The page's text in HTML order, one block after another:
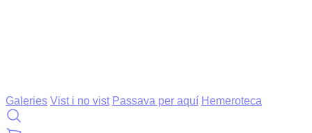
Galeries Vist i no vist Passava per aquí Hemeroteca